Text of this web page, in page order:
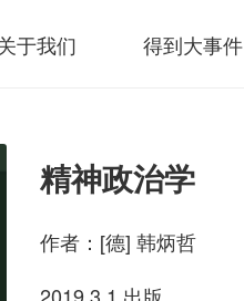
于我们 得到大事件
精神政治学
作者： [德] 韩炳哲